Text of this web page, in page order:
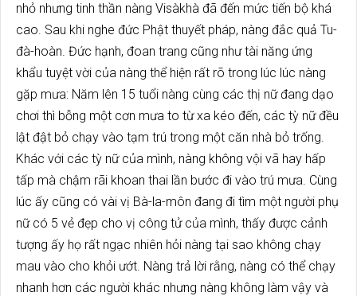
nhỏ nhưng tinh thần nàng Visàkhà đã đến mức tiến bộ khá
cao. Sau khi nghe đức Phật thuyết pháp, nàng đắc quả Tu-
đà-hoàn. Đức hạnh, đoan trang cũng như tài năng ứng
khẩu tuyệt vời của nàng thể hiện rất rõ trong lúc lúc nàng
gặp mưa: Năm lên 15 tuổi nàng cùng các thị nữ đang dạo
chơi thì bỗng một cơn mưa to từ xa kéo đến, các tỳ nữ đều
lật đật bỏ chạy vào tạm trú trong một căn nhà bỏ trống.
Khác với các tỳ nữ của mình, nàng không vội vã hay hấp
tấp mà chậm rãi khoan thai lần bước đi vào trú mưa. Cùng
lúc ấy cũng có vài vị Bà-la-môn đang đi tìm một người phụ
nữ có 5 vẻ đẹp cho vị công tử của mình, thấy được cảnh
tượng ấy họ rất ngạc nhiên hỏi nàng tại sao không chạy
mau vào cho khỏi ướt. Nàng trả lời rằng, nàng có thể chạy
nhanh hơn các người khác nhưng nàng không làm vậy và